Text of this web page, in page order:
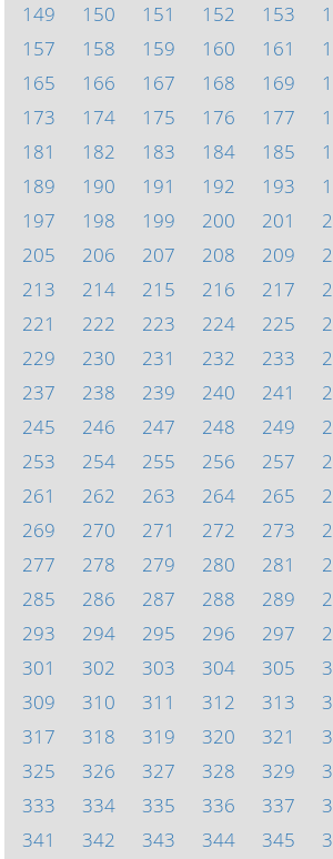
149
150 151 152 153
157
158 159 160 161
165
166 167 168 169
173
174 175 176 177
181
182 183 184 185
189
190 191 192 193
197
198 199 200 201
205
206 207 208 209
213
214 215 216 217
221
222 223 224 225
229
230 231 232 233
237
238 239 240 241
245
246 247 248 249
253
254 255 256 257
261
262 263 264 265
269
270 271 272 273
277
278 279 280 281
285
286 287 288 289
293
294 295 296 297
301
302 303 304 305
309
310 311 312 313
317
318 319 320 321
325
326 327 328 329
333
334 335 336 337
341
342 343 344 345